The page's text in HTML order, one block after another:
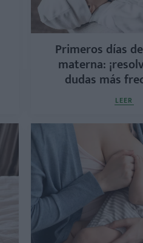
Primeros días
materna:
dudas más
LEER